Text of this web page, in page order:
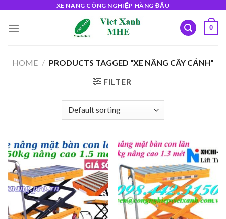
content
XE NÂNG CÔNG NGHIỆP HÀNG ĐẦU
0
HOME / PRODUCTS TAGGED “XE NÂNG CÂY CẢNH”
FILTER